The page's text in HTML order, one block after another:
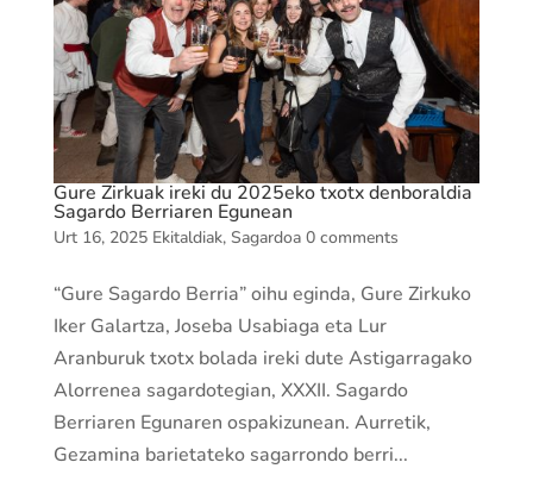
Gure Zirkuak ireki du 2025eko txotx denboraldia
Sagardo Berriaren Egunean
Urt 16, 2025 Ekitaldiak, Sagardoa 0 comments
“Gure Sagardo Berria” oihu eginda, Gure Zirkuko
Iker Galartza, Joseba Usabiaga eta Lur
Aranburuk txotx bolada ireki dute Astigarragako
Alorrenea sagardotegian, XXXII. Sagardo
Berriaren Egunaren ospakizunean. Aurretik,
Gezamina barietateko sagarrondo berri...